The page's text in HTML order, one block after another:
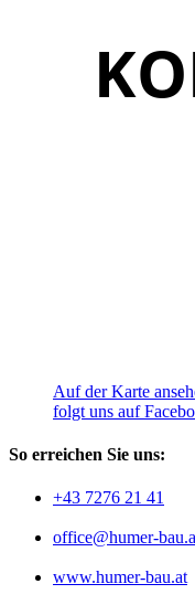
Auf der Karte
folgt uns auf
So erreichen Sie uns:
+43 7276 21 41
office@humer-
www.humer-bau.at